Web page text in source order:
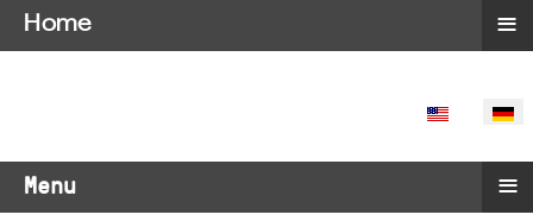
SPRACHE
Menu ≡
Home ≡